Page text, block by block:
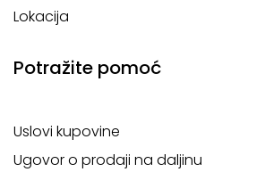
Lokacija
Potražite pomoć
Uslovi kupovine
Ugovor o prodaji na daljinu